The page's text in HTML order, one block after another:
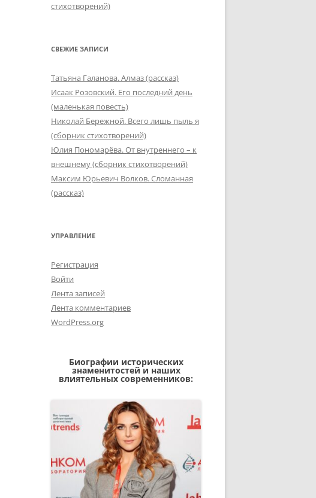
стихотворений)
СВЕЖИЕ ЗАПИСИ
Татьяна Галанова. Алмаз (рассказ)
Исаак Розовский. Его последний день
(маленькая повесть)
Николай Бережной. Всего лишь пыль я
(сборник стихотворений)
Юлия Пономарёва. От внутреннего – к
внешнему (сборник стихотворений)
Максим Юрьевич Волков. Сломанная
(рассказ)
УПРАВЛЕНИЕ
Регистрация
Войти
Лента записей
Лента комментариев
WordPress.org
Биографии исторических
знаменитостей и наших
влиятельных современников: